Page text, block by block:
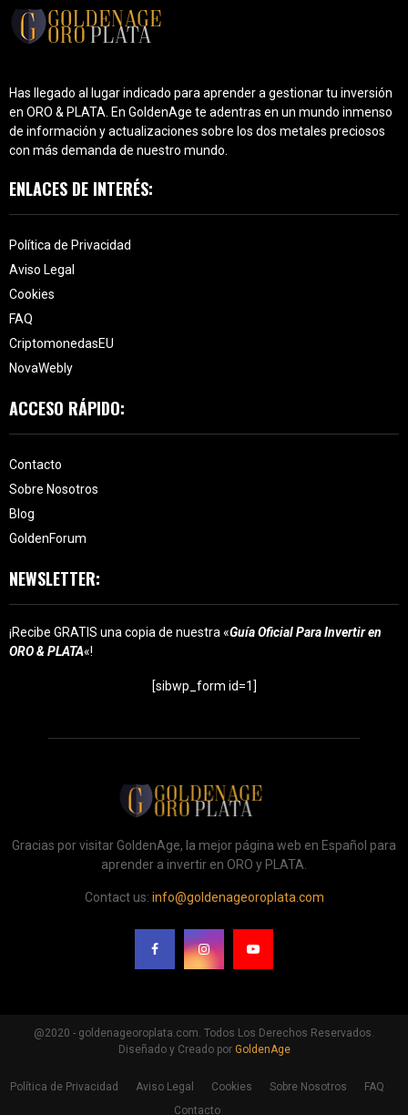
Has llegado al lugar indicado para aprender a gestionar tu inversión
en ORO & PLATA. En GoldenAge te adentras en un mundo inmenso
de información y actualizaciones sobre los dos metales preciosos
con más demanda de nuestro mundo.
ENLACES DE INTERÉS:
Política de Privacidad
Aviso Legal
Cookies
FAQ
CriptomonedasEU
NovaWebly
ACCESO RÁPIDO:
Contacto
Sobre Nosotros
Blog
GoldenForum
NEWSLETTER:
¡Recibe GRATIS una copia de nuestra «Guía Oficial Para Invertir en
ORO & PLATA«!
[sibwp_form id=1]
Gracias por visitar GoldenAge, la mejor página web en Español para
aprender a invertir en ORO y PLATA.
Contact us: info@goldenageoroplata.com
@2020 - goldenageoroplata.com. Todos Los Derechos Reservados.
Diseñado y Creado por GoldenAge
Política de Privacidad Aviso Legal Cookies Sobre Nosotros
FAQ
Contacto